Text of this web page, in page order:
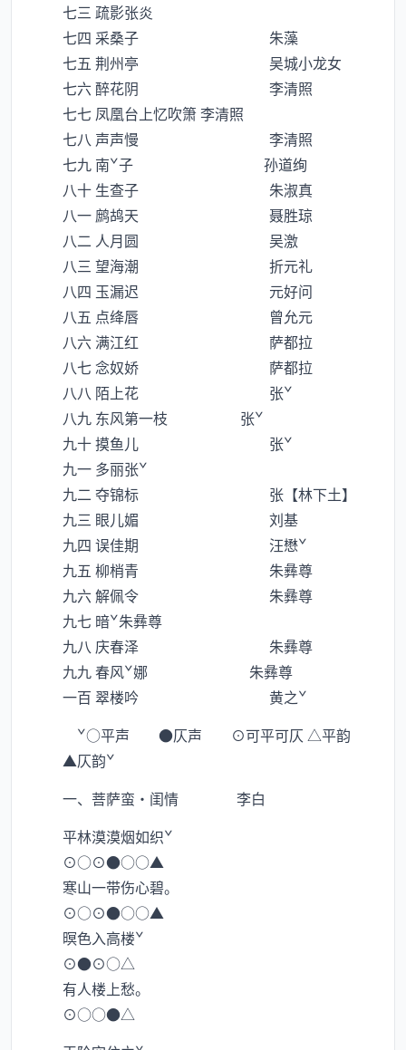
七三 疏影张炎
七四 采桑子 朱藻
七五 荆州亭 吴城小龙女
七六 醉花阴 李清照
七七 凤凰台上忆吹箫 李清照
七八 声声慢 李清照
七九 南ˇ子 孙道绚
八十 生查子 朱淑真
八一 鹧鸪天 聂胜琼
八二 人月圆 吴激
八三 望海潮 折元礼
八四 玉漏迟 元好问
八五 点绛唇 曾允元
八六 满江红 萨都拉
八七 念奴娇 萨都拉
八八 陌上花 张ˇ
八九 东风第一枝 张ˇ
九十 摸鱼儿 张ˇ
九一 多丽张ˇ
九二 夺锦标 张【林下土】
九三 眼儿媚 刘基
九四 误佳期 汪懋ˇ
九五 柳梢青 朱彝尊
九六 解佩令 朱彝尊
九七 暗ˇ朱彝尊
九八 庆春泽 朱彝尊
九九 春风ˇ娜 朱彝尊
一百 翠楼吟 黄之ˇ
ˇ○平声 ●仄声 ⊙可平可仄 △平韵
▲仄韵ˇ
一、菩萨蛮·闺情 李白
平林漠漠烟如织ˇ
⊙○⊙●○○▲
寒山一带伤心碧。
⊙○⊙●○○▲
暝色入高楼ˇ
⊙●⊙○△
有人楼上愁。
⊙○○●△